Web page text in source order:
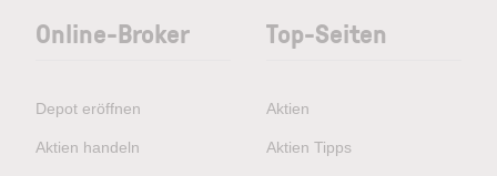
Online-Broker
Depot eröffnen
Aktien handeln
Top-Seiten
Aktien
Aktien Tipps